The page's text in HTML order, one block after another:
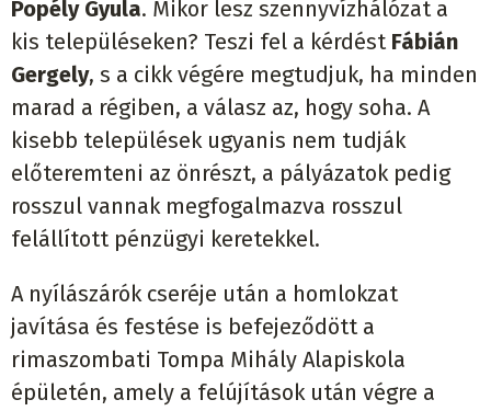
Popély Gyula. Mikor lesz szennyvízhálózat a
kis településeken? Teszi fel a kérdést Fábián
Gergely, s a cikk végére megtudjuk, ha minden
marad a régiben, a válasz az, hogy soha. A
kisebb települések ugyanis nem tudják
előteremteni az önrészt, a pályázatok pedig
rosszul vannak megfogalmazva rosszul
felállított pénzügyi keretekkel.
A nyílászárók cseréje után a homlokzat
javítása és festése is befejeződött a
rimaszombati Tompa Mihály Alapiskola
épületén, amely a felújítások után végre a